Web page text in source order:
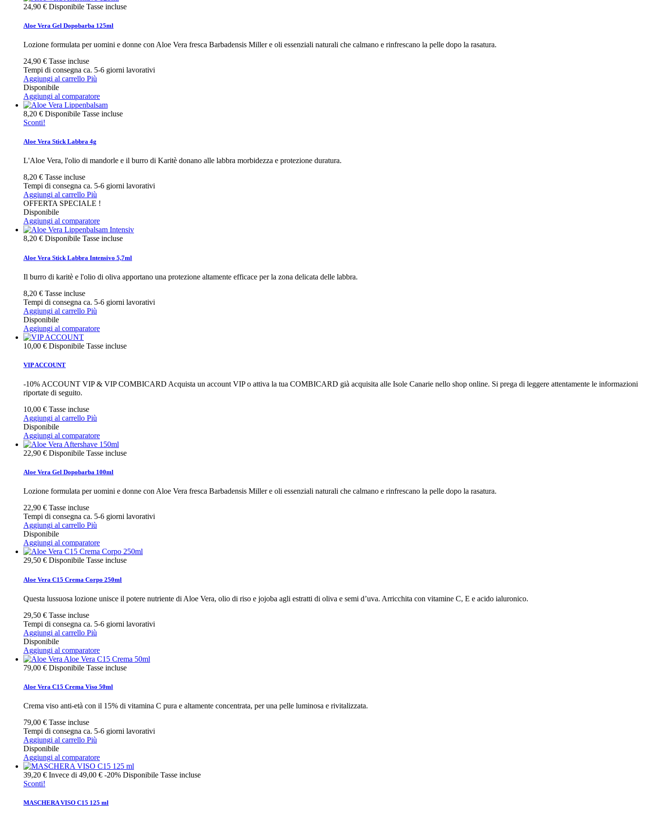
24,90 € Disponibile Tasse incluse
Aloe Vera Gel Dopobarba 125ml
Lozione formulata per uomini e donne con Aloe Vera fresca Barbadensis Miller e oli essenziali naturali che calmano e rinfrescano la pelle dopo la rasatura.
24,90 € Tasse incluse
Tempi di consegna ca. 5-6 giorni lavorativi
Aggiungi al carrello Più
Disponibile
Aggiungi al comparatore
8,20 € Disponibile Tasse incluse
Sconti!
Aloe Vera Stick Labbra 4g
L'Aloe Vera, l'olio di mandorle e il burro di Karitè donano alle labbra morbidezza e protezione duratura.
8,20 € Tasse incluse
Tempi di consegna ca. 5-6 giorni lavorativi
Aggiungi al carrello Più
OFFERTA SPECIALE !
Disponibile
Aggiungi al comparatore
8,20 € Disponibile Tasse incluse
Aloe Vera Stick Labbra Intensivo 5,7ml
Il burro di karitè e l'olio di oliva apportano una protezione altamente efficace per la zona delicata delle labbra.
8,20 € Tasse incluse
Tempi di consegna ca. 5-6 giorni lavorativi
Aggiungi al carrello Più
Disponibile
Aggiungi al comparatore
10,00 € Disponibile Tasse incluse
VIP ACCOUNT
-10% ACCOUNT VIP & VIP COMBICARD Acquista un account VIP o attiva la tua COMBICARD già acquisita alle Isole Canarie nello shop online. Si prega di leggere attentamente le informazioni
riportate di seguito.
10,00 € Tasse incluse
Aggiungi al carrello Più
Disponibile
Aggiungi al comparatore
22,90 € Disponibile Tasse incluse
Aloe Vera Gel Dopobarba 100ml
Lozione formulata per uomini e donne con Aloe Vera fresca Barbadensis Miller e oli essenziali naturali che calmano e rinfrescano la pelle dopo la rasatura.
22,90 € Tasse incluse
Tempi di consegna ca. 5-6 giorni lavorativi
Aggiungi al carrello Più
Disponibile
Aggiungi al comparatore
29,50 € Disponibile Tasse incluse
Aloe Vera C15 Crema Corpo 250ml
Questa lussuosa lozione unisce il potere nutriente di Aloe Vera, olio di riso e jojoba agli estratti di oliva e semi d’uva. Arricchita con vitamine C, E e acido ialuronico.
29,50 € Tasse incluse
Tempi di consegna ca. 5-6 giorni lavorativi
Aggiungi al carrello Più
Disponibile
Aggiungi al comparatore
79,00 € Disponibile Tasse incluse
Aloe Vera C15 Crema Viso 50ml
Crema viso anti-età con il 15% di vitamina C pura e altamente concentrata, per una pelle luminosa e rivitalizzata.
79,00 € Tasse incluse
Tempi di consegna ca. 5-6 giorni lavorativi
Aggiungi al carrello Più
Disponibile
Aggiungi al comparatore
39,20 € Invece di 49,00 € -20% Disponibile Tasse incluse
Sconti!
MASCHERA VISO C15 125 ml